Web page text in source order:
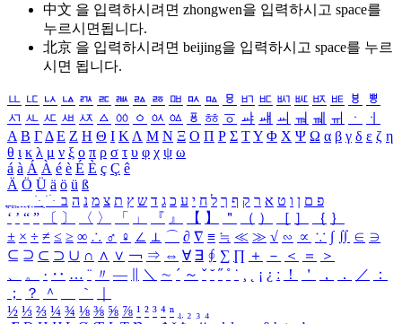
中文 을 입력하시려면 zhongwen을 입력하시고 space를
누르시면됩니다.
北京 을 입력하시려면 beijing을 입력하시고 space를 누르
시면 됩니다.
ㅥ ㅦ ㅧ ㅨ ㅩ ㅪ ㅫ ㅬ ㅭ ㅮ ㅯ ㅰ ㅱ ㅲ ㅳ ㅴ ㅵ ㅶ ㅷ ㅸ
ㅹ
ㅺ ㅻ ㅼ ㅽ ㅾ ㅿ ㆀ ㆁ ㆂ ㆃ ㆄ ㆅ ㆆ ㆇ ㆈ ㆉ ㆊ ㆋ ㆌ ㆍ
ㆎ
Α Β ΓΔ Ε Ζ Η Θ Ι ΚΛ Μ Ν Ξ Ο Π Ρ Σ ΤΥ Φ Χ Ψ Ω α β γ δ ε ζ η
θ ι κ λ μ ν ξ ο π ρ σ τ υ φ χ ψ ω
á à Á À é è É È ç Ç ê
Ä Ö Ü ä ö ü ß
ִֶֹ ֻּ ׁׂ פ ם ן ו ט א ר ק ף ך ל ח י ע כ ג ד ש ץ ת צ מ נ ה ב
‘ ’ “ ” 〔 〕 〈 〉 「 」 『 』 【 】 ＂ （ ） ［ ］ ｛ ｝
± × ÷ ≠ ≤ ≥ ∞ ∴ ♂ ♀ ∠ ⊥ ⌒ ∂ ∇ ≡ ≒ ≪ ≫ √ ∽ ∝ ∵ ∫ ∬ ∈ ∋
⊆ ⊇ ⊂ ⊃ ∪ ∩ ∧ ∨ ￢ ⇒ ⇔ ∀ ∃ ∮ ∑ ∏ ＋ － ＜ ＝
＞
、
。 · ‥ … ¨ 〃 ― ＼ ∼ ´ ～ ˇ ˘ ˝ ˚ ˙ ¸ ¡ ¿ ː ！ ＇ ， ． ／
：
；
？ ＾ ｀
½ ⅓ ⅔ ¼ ¾ ⅛ ⅜ ⅝ ⅞ ¹ ² ³ ⁴ ⁿ ₁ ₂ ₃ ₄